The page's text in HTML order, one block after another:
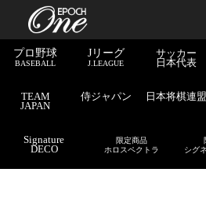
プロ野球
BASEBALL
Jリーグ
J.LEAGUE
サッカー
日本代表
TEAM
JAPAN
侍ジャパン 日本将棋連盟
Signature
DECO
限定商品
ホロスペクトラ
シグ